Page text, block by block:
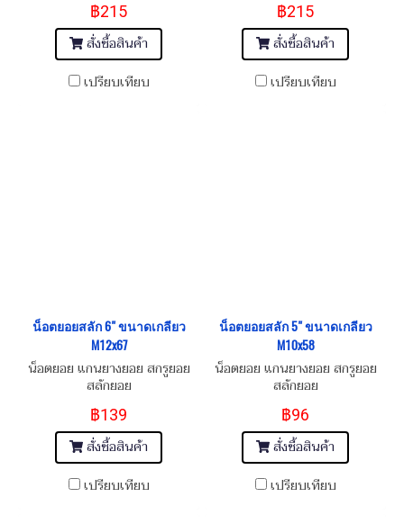
฿215
สั่งซื้อสินค้า
เปรียบเทียบ
฿215
สั่งซื้อสินค้า
เปรียบเทียบ
น็อตยอยสลัก 6" ขนาดเกลียว
M12x67
น็อตยอย แกนยางยอย สกรูยอย
สลักยอย
฿139
สั่งซื้อสินค้า
เปรียบเทียบ
น็อตยอยสลัก 5" ขนาดเกลียว
M10x58
น็อตยอย แกนยางยอย สกรูยอย
สลักยอย
฿96
สั่งซื้อสินค้า
เปรียบเทียบ